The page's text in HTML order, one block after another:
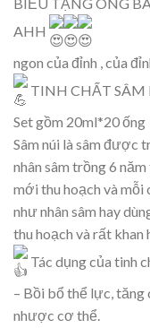
BIẾU TẶNG ÔNG
AHH
ngon của đỉnh , của
TINH CHẤT SÂM
Set gồm 20ml*20 ống
Sâm núi là sâm được
nhân sâm trồng 6
mới thu hoạch và mỗi
như nhân sâm hay
thu hoạch và rất khan
Tác dụng của tinh
– Bồi bổ thể lực, tăng
nhược cơ thể.